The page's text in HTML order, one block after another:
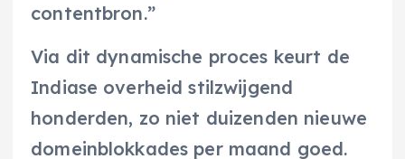
contentbron.”
Via dit dynamische proces keurt de
Indiase overheid stilzwijgend
honderden, zo niet duizenden nieuwe
domeinblokkades per maand goed.